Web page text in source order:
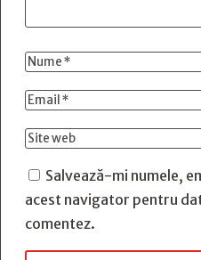
Salvează-mi numele,
acest navigator pentru
comentez.